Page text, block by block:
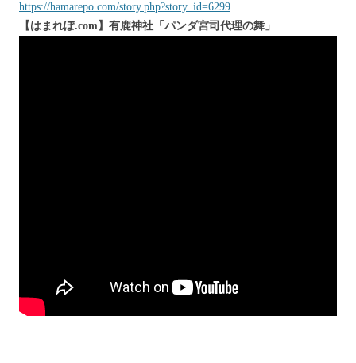
https://hamarepo.com/story.php?story_id=6299
【はまれぽ.com】有鹿神社「パンダ宮司代理の舞」